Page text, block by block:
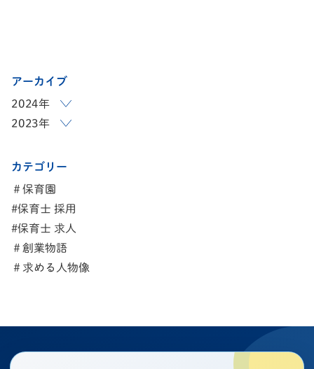
アーカイブ
2024年
2023年
カテゴリー
＃保育園
#保育士 採用
#保育士 求人
＃創業物語
＃求める人物像